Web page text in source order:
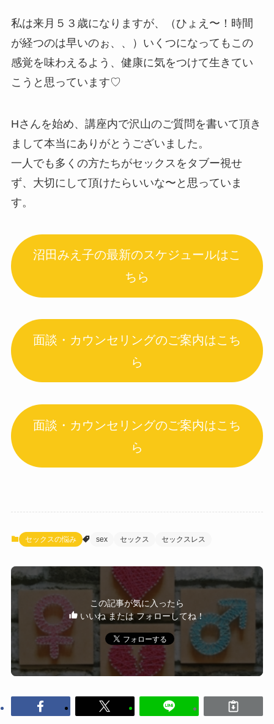
私は来月５３歳になりますが、（ひょえ〜！時間
が経つのは早いのぉ、、）いくつになってもこの
感覚を味わえるよう、健康に気をつけて生きてい
こうと思っています♡
Hさんを始め、講座内で沢山のご質問を書いて頂き
まして本当にありがとうございました。
一人でも多くの方たちがセックスをタブー視せ
ず、大切にして頂けたらいいな〜と思っていま
す。
沼田みえ子の最新のスケジュールはこ
ちら
面談・カウンセリングのご案内はこち
ら
面談・カウンセリングのご案内はこち
ら
セックスの悩み sex セックス セックスレス
この記事が気に入ったら
いいね または フォローしてね！